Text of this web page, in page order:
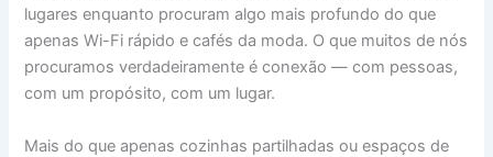
lugares enquanto procuram algo mais profundo do que
apenas Wi-Fi rápido e cafés da moda. O que muitos de nós
procuramos verdadeiramente é conexão — com pessoas,
com um propósito, com um lugar.
Mais do que apenas cozinhas partilhadas ou espaços de